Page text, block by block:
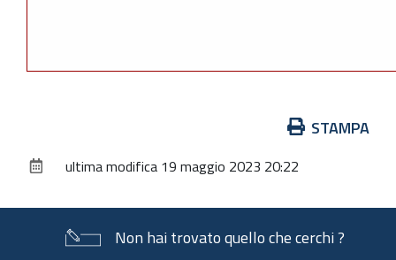
documento
STAMPA
ultima modifica 19 maggio 2023 20:22
Non hai trovato quello che cerchi ?